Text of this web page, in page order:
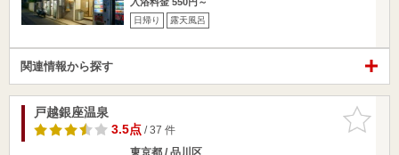
日帰り 露天風呂
関連情報から探す
お気に入
りに追加
戸越銀座温泉
3.5点/ 37 件
東京都 / 品川区